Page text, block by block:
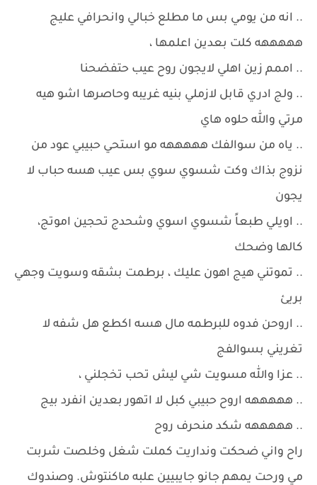
.. انه من يومي بس ما مطلع خبالي وانحرافي عليج
هههههه كلت بعدين اعلمها ،
.. اممم زين اهلي لايجون روح عيب حتفضحنا
.. ولج ادري قابل لازملي بنيه غريبه وحاصرها اشو هيه
مرتي والله حلوه هاي
.. ياه من سوالفك هههههه مو استحي حبيبي عود من
نزوج بذاك وكت شسوي سوي بس عيب هسه حباب لا
يجون
.. اويلي طبعاً شسوي اسوي وشحدج تحجين اموتج،
كالها وضحك
.. تموتني هيج اهون عليك ، برطمت بشقه وسويت وجهي
بريئ
.. اروحن فدوه للبرطمه مال هسه اكطع هل شفه لا
تغريني بسوالفج
.. عزا والله مسويت شي ليش تحب تخجلني ،
.. هههههه اروح حبيبي كبل لا اتهور بعدين انفرد بيج
.. هههههه شكد منحرف روح
راح واني ضحكت ونداريت كملت شغل وخلصت شربت
مي ورحت يمهم جانو جايبيين علبه ماكنتوش. وصندوك